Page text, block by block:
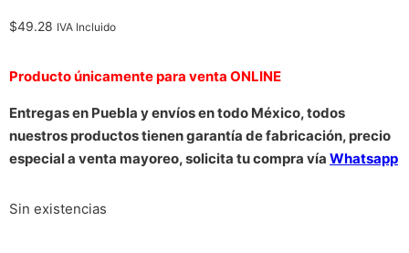
$49.28 IVA Incluido
Producto únicamente para venta ONLINE
Entregas en Puebla y envíos en todo México, todos
nuestros productos tienen garantía de fabricación, precio
especial a venta mayoreo, solicita tu compra vía Whatsapp
Sin existencias